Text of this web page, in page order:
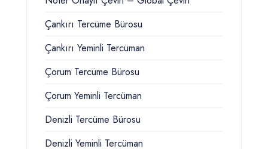
Çankırı Tercüme Bürosu
Çankırı Yeminli Tercüman
Çorum Tercüme Bürosu
Çorum Yeminli Tercüman
Denizli Tercüme Bürosu
Denizli Yeminli Tercüman